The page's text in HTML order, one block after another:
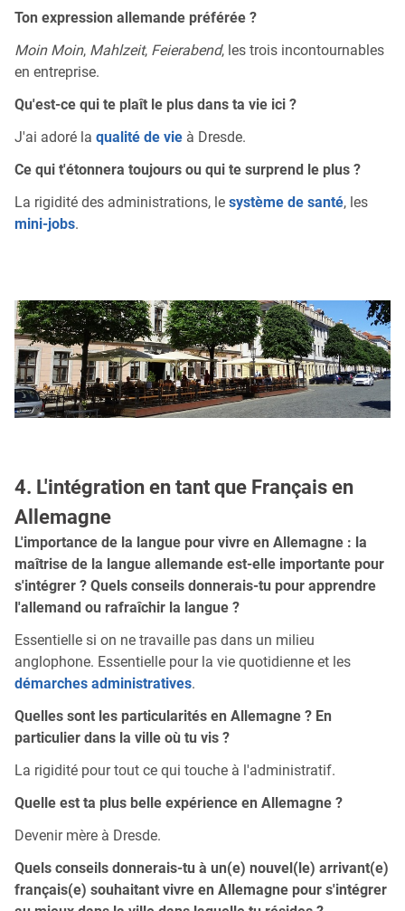
Ton expression allemande préférée ?
Moin Moin, Mahlzeit, Feierabend, les trois incontournables
en entreprise.
Qu'est-ce qui te plaît le plus dans ta vie ici ?
J'ai adoré la qualité de vie à Dresde.
Ce qui t'étonnera toujours ou qui te surprend le plus ?
La rigidité des administrations, le système de santé, les
mini-jobs.
4. L'intégration en tant que Français en
Allemagne
L'importance de la langue pour vivre en Allemagne : la
maîtrise de la langue allemande est-elle importante pour
s'intégrer ? Quels conseils donnerais-tu pour apprendre
l'allemand ou rafraîchir la langue ?
Essentielle si on ne travaille pas dans un milieu
anglophone. Essentielle pour la vie quotidienne et les
démarches administratives.
Quelles sont les particularités en Allemagne ? En
particulier dans la ville où tu vis ?
La rigidité pour tout ce qui touche à l'administratif.
Quelle est ta plus belle expérience en Allemagne ?
Devenir mère à Dresde.
Quels conseils donnerais-tu à un(e) nouvel(le) arrivant(e)
français(e) souhaitant vivre en Allemagne pour s'intégrer